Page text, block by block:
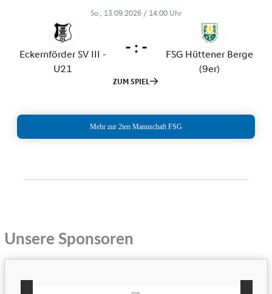
Mehr zur 2ten Mannschaft FSG
Unsere Sponsoren